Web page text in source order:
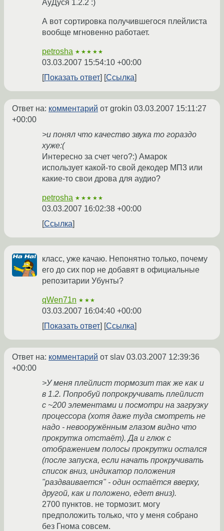
АуДуся 1.2.2 :)
А вот сортировка получившегося плейлиста
вообще мгновенно работает.
petrosha ★★★★★
03.03.2007 15:54:10 +00:00
Показать ответ
Ссылка
Ответ на: комментарий от grokin 03.03.2007 15:11:27
+00:00
>и понял что качество звука то гораздо
хуже:(
Интересно за счет чего?:) Амарок
использует какой-то свой декодер МП3 или
какие-то свои дрова для аудио?
petrosha ★★★★★
03.03.2007 16:02:38 +00:00
Ссылка
класс, уже качаю. Непонятно только, почему
его до сих пор не добавят в официальные
репозитарии Убунты?
qWen71n ★★★
03.03.2007 16:04:40 +00:00
Показать ответ
Ссылка
Ответ на: комментарий от slav 03.03.2007 12:39:36
+00:00
>У меня плейлист тормозит так же как и
в 1.2. Попробуй попрокручивать плейлист
с ~200 элементами и посмотри на загрузку
процессора (хотя даже туда смотреть не
надо - невооружённым глазом видно что
прокрутка отстаёт). Да и глюк с
отображением полосы прокрутки остался
(после запуска, если начать прокручивать
список вниз, индикатор положения
"раздваивается" - один остаётся вверху,
другой, как и положено, едет вниз).
2700 пунктов. не тормозит. могу
предположить только, что у меня собрано
без Гнома совсем.